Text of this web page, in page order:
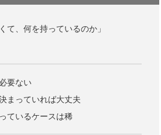
て、何を持っているのか」
要ない
まっていれば大丈夫
ているケースは稀